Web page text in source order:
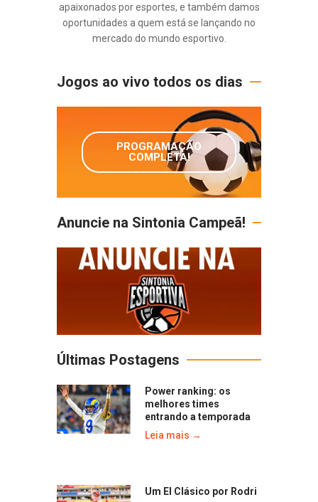
apaixonados por esportes, e também damos
oportunidades a quem está se lançando no
mercado do mundo esportivo.
Jogos ao vivo todos os dias
PROGRAMAÇÃO
COMPLETA!
Anuncie na Sintonia Campeã!
Últimas Postagens
Power ranking: os
melhores times
entrando a temporada
Leia mais →
Um El Clásico por Rodri